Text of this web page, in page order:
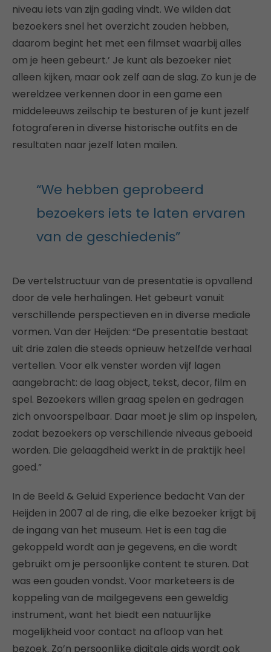
niveau iets van zijn gading vindt. We wilden dat
bezoekers snel het overzicht zouden hebben,
daarom begint het met een filmset waarbij alles
om je heen gebeurt.’ Je kunt als bezoeker niet
alleen kijken, maar ook zelf aan de slag. Zo kun je de
wereldzee verkennen door in een game een
middeleeuws zeilschip te besturen of je kunt jezelf
fotograferen in diverse historische outfits en de
resultaten naar jezelf laten mailen.
“We hebben geprobeerd
bezoekers iets te laten ervaren
van de geschiedenis”
De vertelstructuur van de presentatie is opvallend
door de vele herhalingen. Het gebeurt vanuit
verschillende perspectieven en in diverse mediale
vormen. Van der Heijden: “De presentatie bestaat
uit drie zalen die steeds opnieuw hetzelfde verhaal
vertellen. Voor elk venster worden vijf lagen
aangebracht: de laag object, tekst, decor, film en
spel. Bezoekers willen graag spelen en gedragen
zich onvoorspelbaar. Daar moet je slim op inspelen,
zodat bezoekers op verschillende niveaus geboeid
worden. Die gelaagdheid werkt in de praktijk heel
goed.”
In de Beeld & Geluid Experience bedacht Van der
Heijden in 2007 al de ring, die elke bezoeker krijgt bij
de ingang van het museum. Het is een tag die
gekoppeld wordt aan je gegevens, en die wordt
gebruikt om je persoonlijke content te sturen. Dat
was een gouden vondst. Voor marketeers is de
koppeling van de mailgegevens een geweldig
instrument, want het biedt een natuurlijke
mogelijkheid voor contact na afloop van het
bezoek. Zo’n persoonlijke digitale gids wordt ook